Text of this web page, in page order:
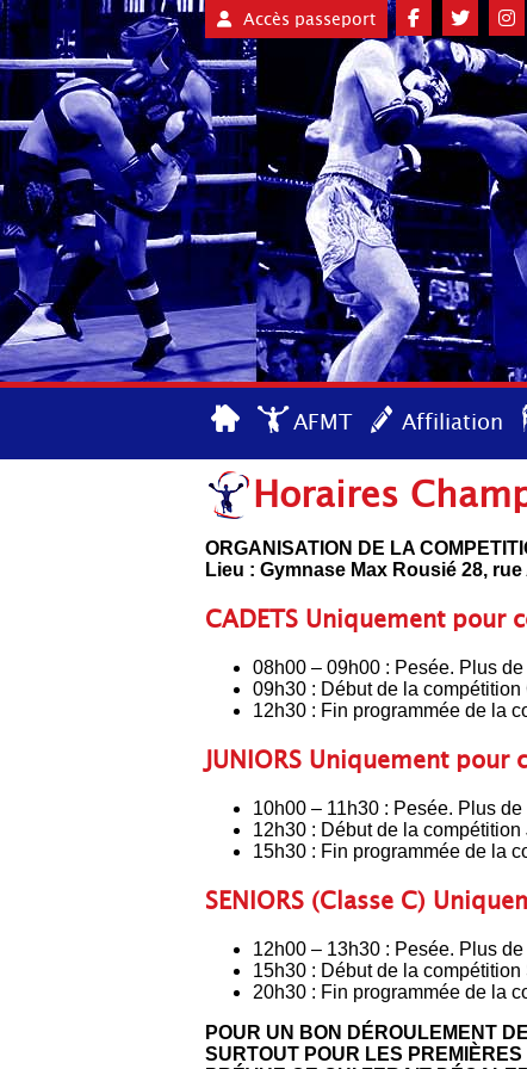
Accès passeport
AFMT Affiliation
Horaires
ORGANISATION DE LA
Lieu : Gymnase Max Rousié 28,
CADETS Uniquement pour
08h00 – 09h00 : Pesée. Plus
09h30 : Début de la compétition
12h30 : Fin programmée de la
JUNIORS Uniquement pour
10h00 – 11h30 : Pesée. Plus
12h30 : Début de la compétition
15h30 : Fin programmée de la
SENIORS (Classe C)
12h00 – 13h30 : Pesée. Plus
15h30 : Début de la compétition
20h30 : Fin programmée de la
POUR UN BON DÉROULEMENT
SURTOUT POUR LES